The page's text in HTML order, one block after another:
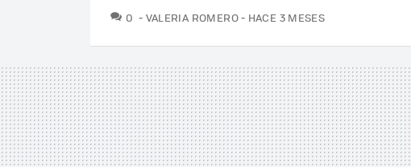
0 COMENTARIOS
VALERIA ROMERO HACE 3 MESES